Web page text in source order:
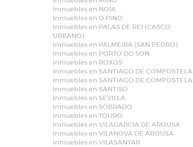
Inmuebles en NOIA
Inmuebles en O PINO
Inmuebles en PALAS DE REI (CASCO
URBANO)
Inmuebles en PALMEIRA (SAN PEDRO)
Inmuebles en PORTO DO SON
Inmuebles en ROXOS
Inmuebles en SANTIAGO DE COMPOSTELA
Inmuebles en SANTIAGO DE COMPOSTELA
Inmuebles en SANTISO
Inmuebles en SEVILLA
Inmuebles en SOBRADO
Inmuebles en TOURO
Inmuebles en VILAGARCIA DE AROUSA
Inmuebles en VILANOVA DE AROUSA
Inmuebles en VILASANTAR